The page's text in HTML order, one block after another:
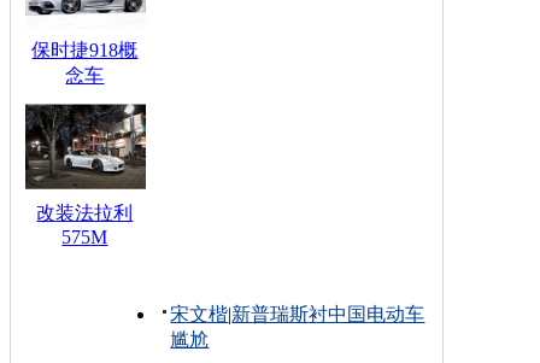
保时捷918概
念车
改装法拉利
575M
宋文楷|新普瑞斯衬中国电动车
尴尬